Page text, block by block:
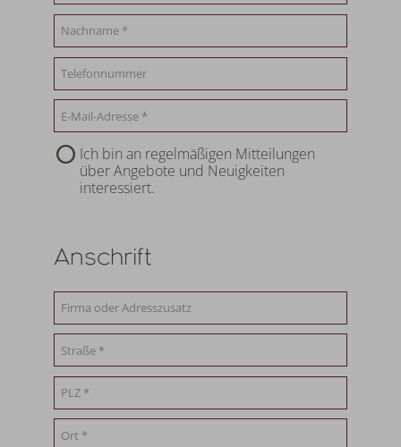
Ich bin an regelmäßigen Mitteilungen
über Angebote und Neuigkeiten
interessiert.
Anschrift